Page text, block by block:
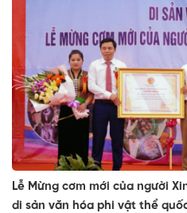
Lễ Mừng cơm mới của người
di sản văn hóa phi vật thể